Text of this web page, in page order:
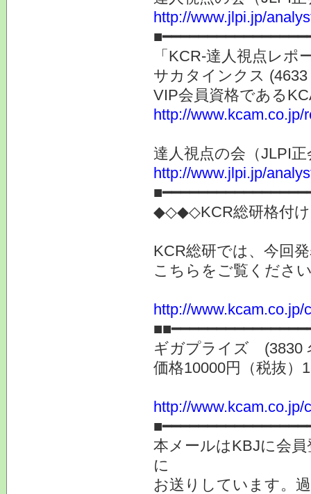
http://www.jlpi.jp/
「KCR-達人視点レ
サカタインクス
VIP会員資格である
http://www.kcam.co.jp/
達人視点の会（JLPI
http://www.jlpi.jp/
◆◇◆◇KCR総研格付
KCR総研では、今回
こちらをご覧くださ
http://www.kcam.co.jp/
ギガプライズ (3830
価格10000円（税抜）
http://www.kcam.co.jp/
本メールはKBJに会
に
お送りしています。